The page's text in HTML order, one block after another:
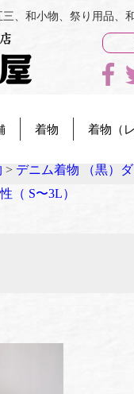
三、和小物、祭り用品、
着物 着物（
> デニム着物 （黒）
（ S〜3L）